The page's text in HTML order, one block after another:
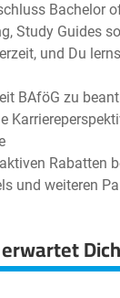
Bachelor
Study Guides
und Du
BAföG zu
Rabatten
und weiteren